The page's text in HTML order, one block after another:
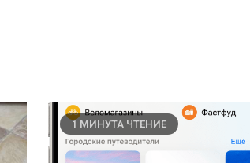
1 МИНУТА ЧТЕНИЕ